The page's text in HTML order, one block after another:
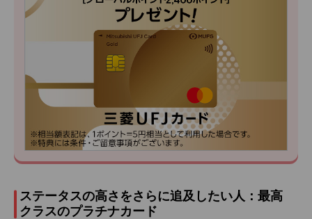
ステータスの高さをさらに追及したい人：最高
クラスのプラチナカード